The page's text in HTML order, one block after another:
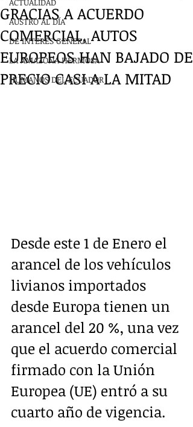
AUSTRO AL DÍA
DE INTERÉS GENERAL
LA AMAZONA HERMOSA
HUMANOS DEL ECUADOR
GRACIAS A ACUERDO
COMERCIAL, AUTOS
EUROPEOS HAN BAJADO DE
PRECIO CASI A LA MITAD
Desde este 1 de Enero el
arancel de los vehículos
livianos importados
desde Europa tienen un
arancel del 20 %, una vez
que el acuerdo comercial
firmado con la Unión
Europea (UE) entró a su
cuarto año de vigencia.